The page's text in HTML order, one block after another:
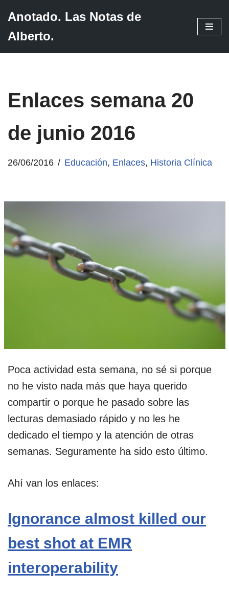
Saltar
Anotado. Las Notas de
Alberto.
Enlaces semana 20
de junio 2016
26/06/2016 Educación, Enlaces, Historia Clínica
Poca actividad esta semana, no sé si porque
no he visto nada más que haya querido
compartir o porque he pasado sobre las
lecturas demasiado rápido y no les he
dedicado el tiempo y la atención de otras
semanas. Seguramente ha sido esto último.
Ahí van los enlaces:
Ignorance almost killed our
best shot at EMR
interoperability